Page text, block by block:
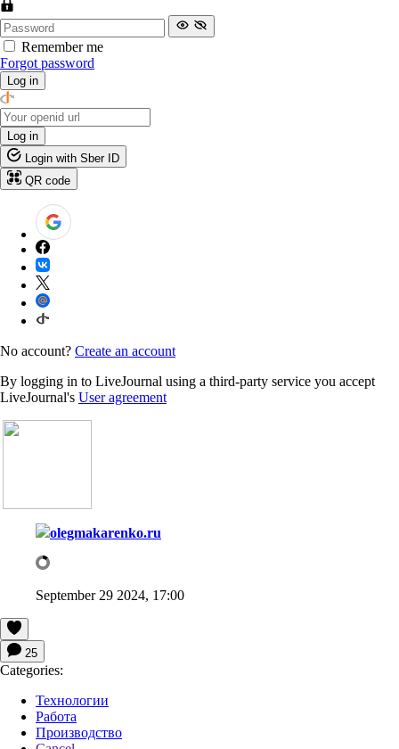
Remember me
Forgot password
Log in
Log in
Login with Sber ID
QR code
No account? Create an account
By logging in to LiveJournal using a third-party service you accept
LiveJournal's User agreement
olegmakarenko.ru
September 29 2024, 17:00
25
Categories:
Технологии
Работа
Производство